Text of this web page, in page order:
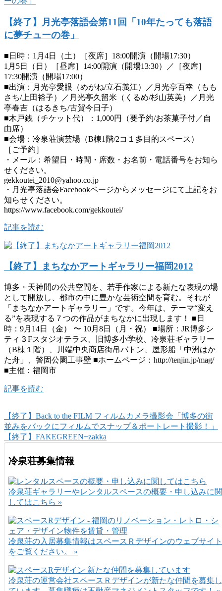
【終了】月光亭落語会第11回「10年たっても落語
に夢チューの巻」
■日時：1月4日（土）［夜席］18:00開演（開場17:30）
1月5日（日）［昼席］14:00開演（開場13:30）／［夜席］
17:30開演（開場17:00）
■出演：月光亭愛眼（めがね/立石義江）／月光亭百幸（もも
さち/上田裕子）／月光亭久留米（くるめ/杉山英美）／月光
亭春吉（はるきち/古賀今日子）
■木戸銭（チケット代）：1,000円（要予約/お茶菓子付／自
由席）
■会場：冷泉荘演芸場（B棟1階/2コ１多目的スペース）
［ご予約］
・メール：希望日・時間・席数・お名前・電話番号をお知ら
せください。
gekkoutei_2010@yahoo.co.jp
・月光亭落語会Facebookページからメッセージにて上記をお
知らせください。
https://www.facebook.com/gekkoutei/
記事を読む
【終了】まちなかアートギャラリー福岡2012
博多・天神間の公共空間を、若手作家による新たな表現の場
として開放し、都市の中に豊かな芸術空間を育む。それが
「まちなかアートギャラリー」です。今年は、テーマ“変え
る”を表現する７つの作品がまちなかに出現します！ ■日
時：9月14日（金） 〜 10月8日（月・祝） ■場所：JR博多シ
ティ３Fスタジオテラス、旧博多小学校、冷泉荘ギャラリー
（B棟１階）、川端中央商店街吊バトン、屋形船「中洲はか
た舟」、警固公園工事壁 ■ホームページ：http://tenjin.jp/mag/
■主催：福岡市
記事を読む
【終了】Back to the FILM フィルムカメラ撮影会「博多の街
並みをバックにフィルムでスナップ＆ポートレート撮影！」
【終了】FAKEGREEN+zakka
冷泉荘募集情報
冷泉荘ギャラリーやレンタルスペースの概要・申し込みに関
してはこちら »
冷泉荘の入居募集情報はスペースＲデザインのウェブサイト
をご覧ください。 »
冷泉荘の運営会社スペースＲデザインが新たな仲間を募集し